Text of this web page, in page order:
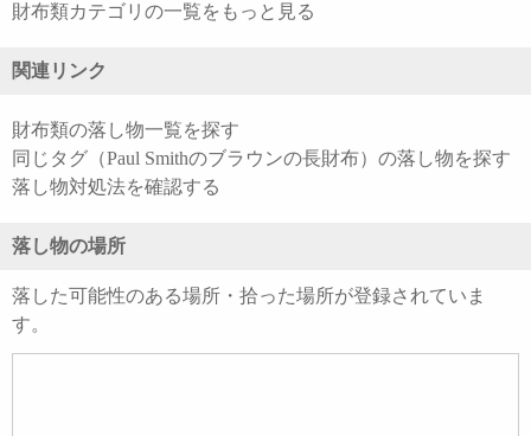
財布類カテゴリの一覧をもっと見る
関連リンク
財布類の落し物一覧を探す
同じタグ（Paul Smithのブラウンの長財布）の落し物を探す
落し物対処法を確認する
落し物の場所
落した可能性のある場所・拾った場所が登録されていま
す。